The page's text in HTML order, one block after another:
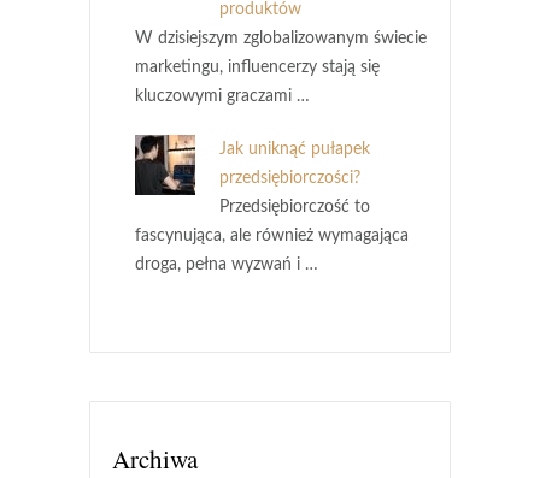
produktów
W dzisiejszym zglobalizowanym świecie
marketingu, influencerzy stają się
kluczowymi graczami …
Jak uniknąć pułapek
przedsiębiorczości?
Przedsiębiorczość to
fascynująca, ale również wymagająca
droga, pełna wyzwań i …
Archiwa